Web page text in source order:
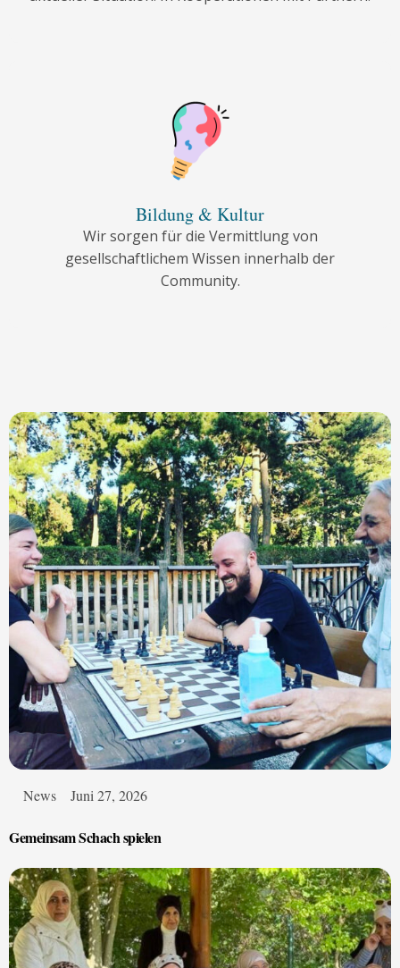
Bildung & Kultur
Wir sorgen für die Vermittlung von
gesellschaftlichem Wissen innerhalb der
Community.
News Juni 27, 2026
Gemeinsam Schach spielen